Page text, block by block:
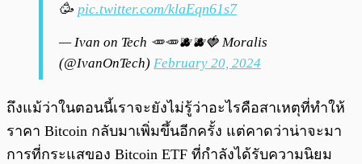
🥳 pic.twitter.com/klaEqn61s7
— Ivan on Tech 🥕🥕🫐🫐🍓 Moralis
(@IvanOnTech) February 20, 2024
ถึงแม้ว่าในตอนนี้เราจะยังไม่รู้ว่าอะไรคือสาเหตุที่ทำให้
ราคา Bitcoin กลับมาเพิ่มขึ้นอีกครั้ง แต่คาดว่าน่าจะมา
การที่กระแสของ Bitcoin ETF ที่กำลังได้รับความนิยม